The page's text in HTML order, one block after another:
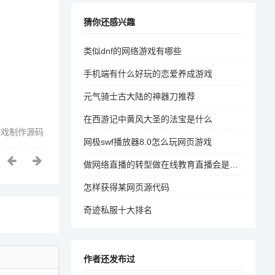
制作源码
猜你还感兴趣
类似dnf的网络游戏有哪些
手机端有什么好玩的恋爱养成游戏
元气骑士古大陆的神器刀推荐
在西游记中黄风大圣的法宝是什么
网极swf播放器8.0怎么玩网页游戏
做网络直播的转型做在线教育直播会是怎样的画风，合不合适
怎样获得某网页源代码
奇迹私服十大排名
作者还发布过